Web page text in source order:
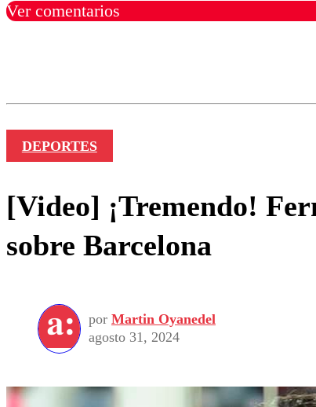
Ver comentarios
DEPORTES
[Video] ¡Tremendo!
sobre Barcelona
por Martin Oyanedel
agosto 31, 2024